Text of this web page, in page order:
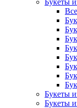
Букеты
Букеты